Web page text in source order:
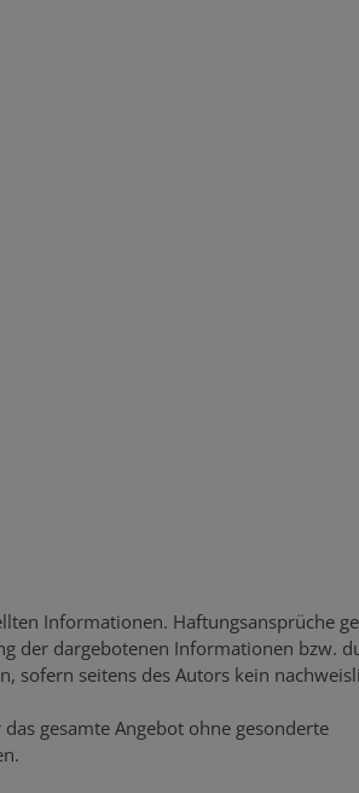
Informationen. Haftungsansprüche
der dargebotenen Informationen bzw.
sofern seitens des Autors kein
gesamte Angebot ohne gesonderte